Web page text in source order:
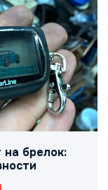
на брелок: